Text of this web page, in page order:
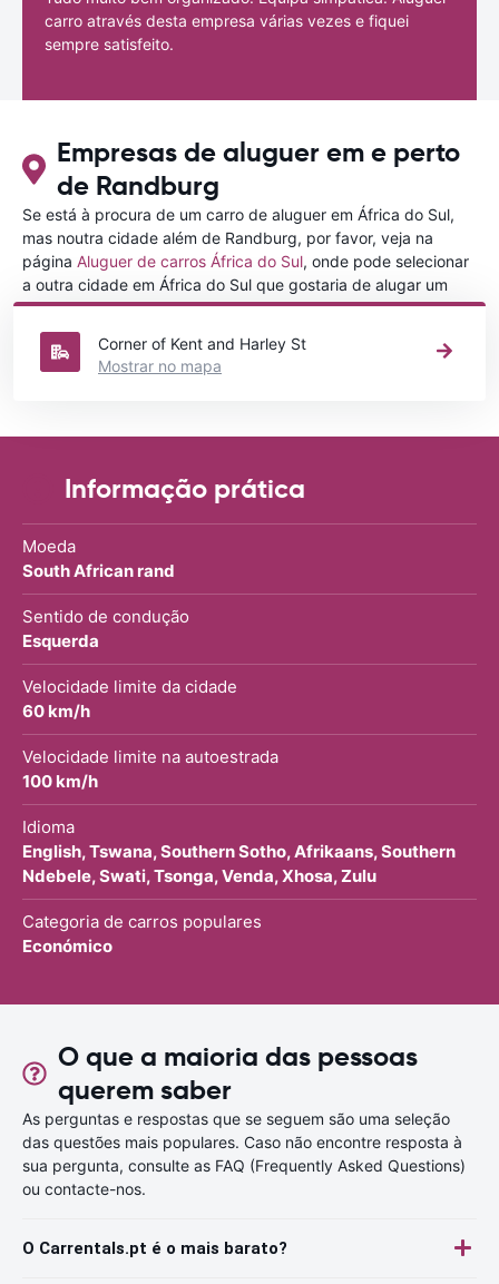
carro através desta empresa várias vezes e fiquei
sempre satisfeito.
Empresas de aluguer em e perto
de Randburg
Se está à procura de um carro de aluguer em África do Sul,
mas noutra cidade além de Randburg, por favor, veja na
página Aluguer de carros África do Sul, onde pode selecionar
a outra cidade em África do Sul que gostaria de alugar um
carro
Corner of Kent and Harley St
Mostrar no mapa
Informação prática
Moeda
South African rand
Sentido de condução
Esquerda
Velocidade limite da cidade
60 km/h
Velocidade limite na autoestrada
100 km/h
Idioma
English, Tswana, Southern Sotho, Afrikaans, Southern
Ndebele, Swati, Tsonga, Venda, Xhosa, Zulu
Categoria de carros populares
Económico
O que a maioria das pessoas
querem saber
As perguntas e respostas que se seguem são uma seleção
das questões mais populares. Caso não encontre resposta à
sua pergunta, consulte as FAQ (Frequently Asked Questions)
ou contacte-nos.
O Carrentals.pt é o mais barato?